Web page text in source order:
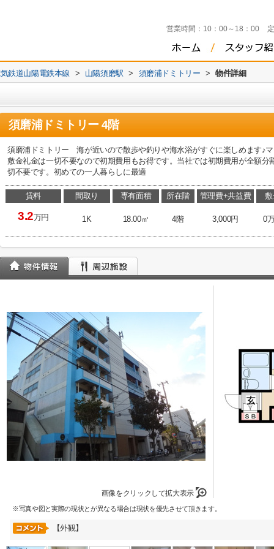
営業時間： 10：00～18：00
鉄道山陽電鉄本線 > 山陽須磨駅 > 須磨浦ドミトリー > 物件詳細
須磨浦ドミトリー 4階
須磨浦ドミトリー 海が近いので散歩や釣りや海水浴がすぐに楽しめます♪
敷金礼金は一切不要なので初期費用もお得です。当社では初期費用が全額
切不要です。初めての一人暮らしに最適
賃料
3.2万円
間取り
1K
専有面積
18.00㎡
所在階
4階
管理費+共益費
3,000円 0
画像をクリックして拡大表示
※写真や図と実際の現状とが異なる場合は現状を優先させて頂きます。
【外観】